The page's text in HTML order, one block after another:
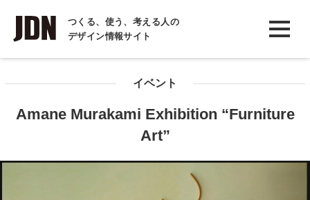
つくる、使う、考える人の
デザイン情報サイト
INTERVIEW
インタビュー
イベント
Amane Murakami Exhibition “Furniture
Art”